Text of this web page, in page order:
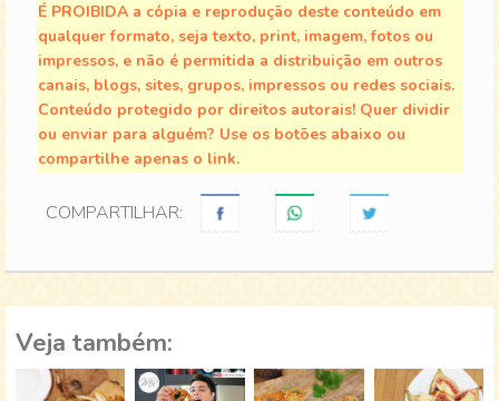
É PROIBIDA a cópia e reprodução deste conteúdo em
qualquer formato, seja texto, print, imagem, fotos ou
impressos, e não é permitida a distribuição em outros
canais, blogs, sites, grupos, impressos ou redes sociais.
Conteúdo protegido por direitos autorais! Quer dividir
ou enviar para alguém? Use os botões abaixo ou
compartilhe apenas o link.
COMPARTILHAR:
Veja também: